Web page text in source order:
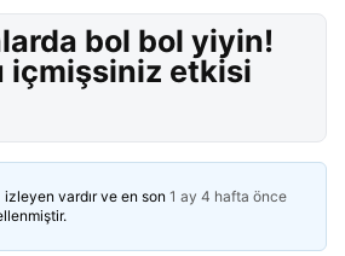
bol bol yiyin!
içmişsiniz etkisi
izleyen vardır ve en son 1 ay 4 hafta önce